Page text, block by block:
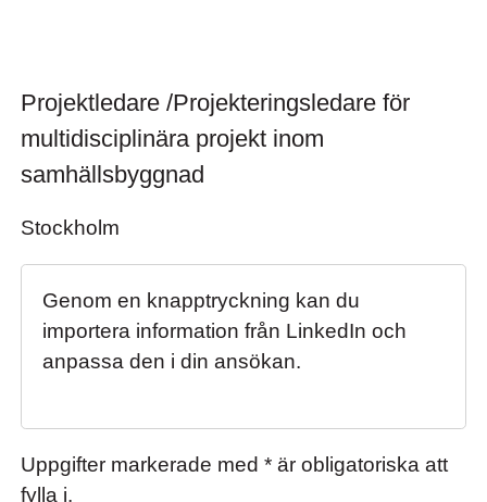
Projektledare /Projekteringsledare för
Projektledare /Projekteringsledare för
multidisciplinära projekt inom
samhällsbyggnad
Stockholm
Genom en knapptryckning kan du
importera information från LinkedIn och
anpassa den i din ansökan.
Uppgifter markerade med * är obligatoriska att
fylla i.